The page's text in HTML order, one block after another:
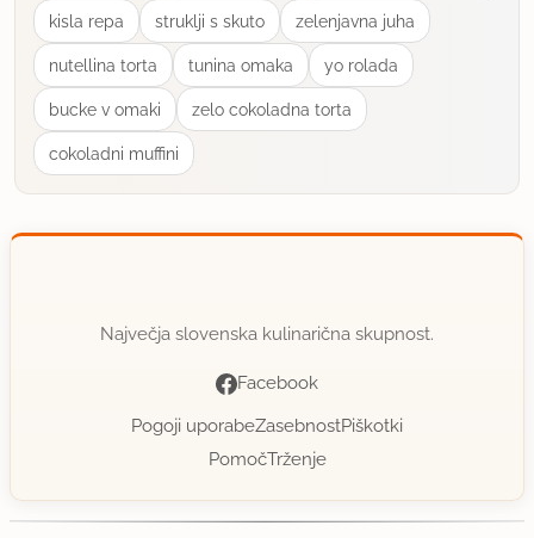
kisla repa struklji s skuto zelenjavna juha
nutellina torta tunina omaka yo rolada
bucke v omaki zelo cokoladna torta
cokoladni muffini
Največja slovenska kulinarična skupnost.
Facebook
Pogoji uporabeZasebnostPiškotki
PomočTrženje